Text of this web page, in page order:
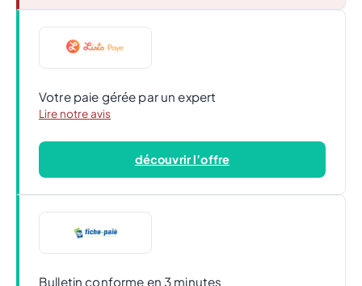
Votre paie gérée par un expert
Lire notre avis
découvrir l’offre
Bulletin conforme en 3 minutes